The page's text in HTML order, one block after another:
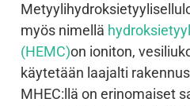
myös nimellä
(HEMC)on ioniton,
käytetään laajalti
MHEC:llä on erinomaiset